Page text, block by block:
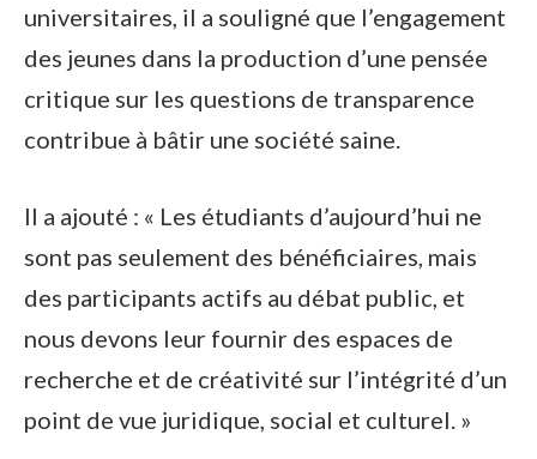
universitaires, il a souligné que l’engagement
des jeunes dans la production d’une pensée
critique sur les questions de transparence
contribue à bâtir une société saine.
Il a ajouté : « Les étudiants d’aujourd’hui ne
sont pas seulement des bénéficiaires, mais
des participants actifs au débat public, et
nous devons leur fournir des espaces de
recherche et de créativité sur l’intégrité d’un
point de vue juridique, social et culturel. »